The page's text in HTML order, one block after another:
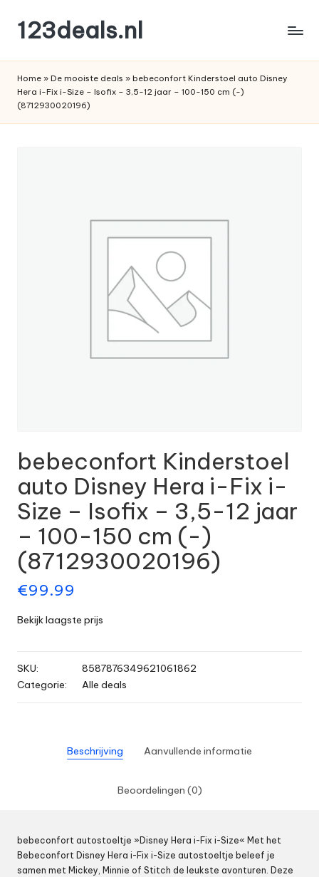
de
inhoud
123deals.nl
deals
Home » De mooiste deals » bebeconfort Kinderstoel auto Disney
Hera i-Fix i-Size – Isofix – 3,5-12 jaar – 100-150 cm (-)
(8712930020196)
bebeconfort Kinderstoel
auto Disney Hera i-Fix i-
Size – Isofix – 3,5-12 jaar
– 100-150 cm (-)
(8712930020196)
€99.99
Bekijk laagste prijs
SKU:
8587876349621061862
Categorie:
Alle deals
Beschrijving Aanvullende informatie
Beoordelingen (0)
bebeconfort autostoeltje »Disney Hera i-Fix i-Size« Met het
Bebeconfort Disney Hera i-Fix i-Size autostoeltje beleef je
samen met Mickey, Minnie of Stitch de leukste avonturen. Deze